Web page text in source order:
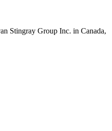
Stingray Group Inc. in Canada,